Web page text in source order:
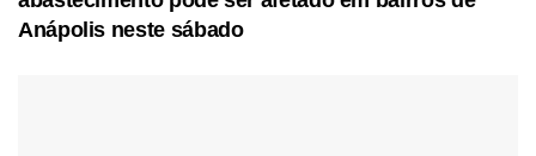
Anápolis neste sábado